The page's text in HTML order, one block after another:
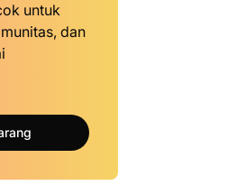
untuk
dan